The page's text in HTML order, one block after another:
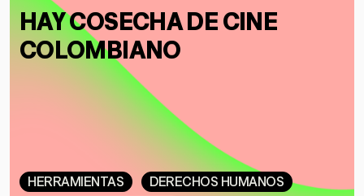
HAY COSECHA DE CINE
COLOMBIANO
HERRAMIENTAS
DERECHOS HUMANOS